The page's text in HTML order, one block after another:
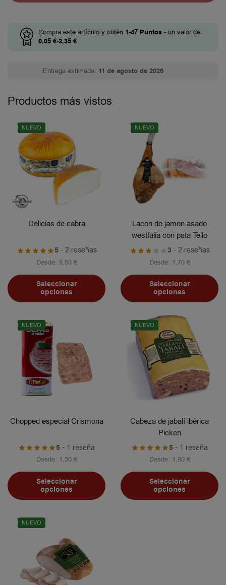
Compra este artículo y obtén 1-47 Puntos - un valor de
0,05 €-2,35 €
Entrega estimada: 11 de agosto de 2026
Productos más vistos
NUEVO
Delicias de cabra
5- 2 reseñas
Desde: 5,50 €
Seleccionar
opciones
NUEVO
Lacon de jamon asado
westfalia con pata Tello
3 - 2 reseñas
Desde: 1,70 €
Seleccionar
opciones
NUEVO
Chopped especial Crismona
5 - 1 reseña
Desde: 1,30 €
Seleccionar
opciones
NUEVO
Cabeza de jabalí ibérica
Picken
5 - 1 reseña
Desde: 1,90 €
Seleccionar
opciones
NUEVO